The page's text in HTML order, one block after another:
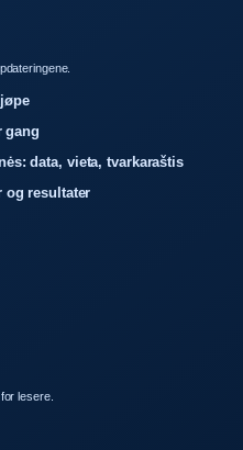
gang
data, vieta, tvarkaraštis
og resultater
lesere.